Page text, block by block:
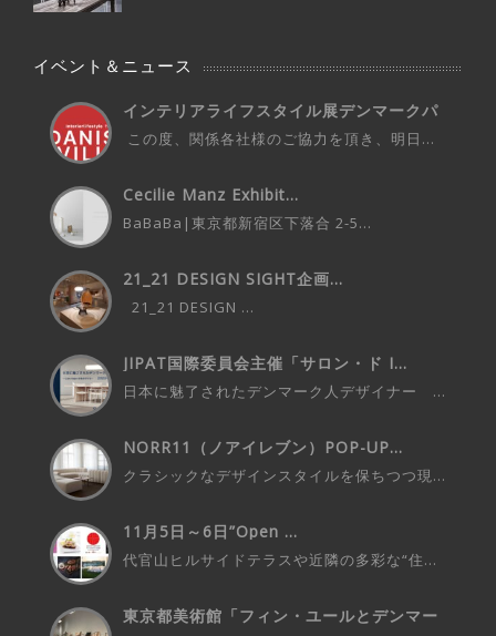
イベント＆ニュース
インテリアライフスタイル展デンマークパ
この度、関係各社様のご協力を頂き、明日...
Cecilie Manz Exhibit...
BaBaBa|東京都新宿区下落合 2-5...
21_21 DESIGN SIGHT企画...
21_21 DESIGN ...
JIPAT国際委員会主催「サロン・ド I...
日本に魅了されたデンマーク人デザイナー ...
NORR11（ノアイレブン）POP-UP...
クラシックなデザインスタイルを保ちつつ現...
11月5日～6日”Open ...
代官山ヒルサイドテラスや近隣の多彩な“住...
東京都美術館「フィン・ユールとデンマー